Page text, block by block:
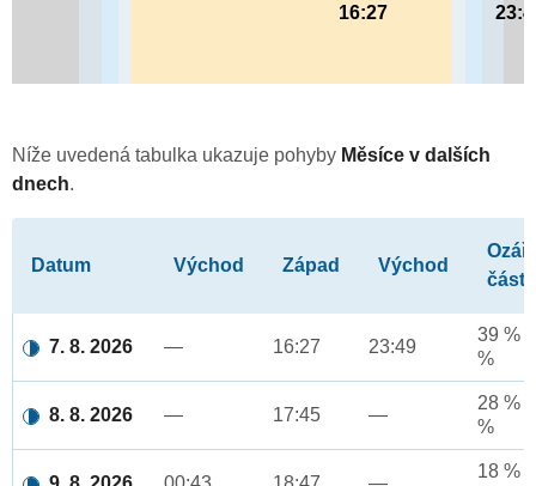
16:27
Níže uvedená tabulka ukazuje pohyby Měsíce v dalších
dnech.
Datum Východ Západ Východ
část
7. 8. 2026 — 16:27 23:49
39 %
%
8. 8. 2026 — 17:45 —
28 %
%
18 %